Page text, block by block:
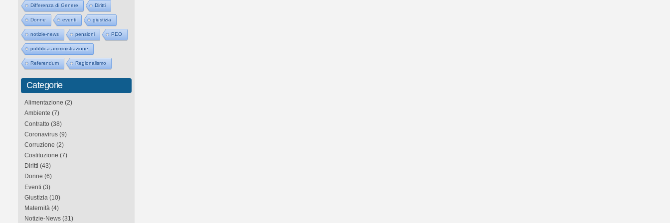
Differenza di Genere Diritti
Donne eventi giustizia
notizie-news pensioni PEO
pubblica amministrazione
Referendum Regionalismo
Categorie
Alimentazione (2)
Ambiente (7)
Contratto (38)
Coronavirus(9)
Corruzione (2)
Costituzione (7)
Diritti (43)
Donne (6)
Eventi (3)
Giustizia(10)
Maternità(4)
Notizie-News(31)